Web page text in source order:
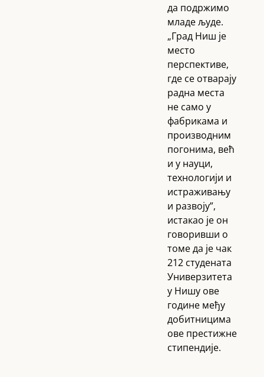
да подржимо
младе људе.
„Град Ниш је
место
перспективе,
где се отварају
радна места
не само у
фабрикама и
производним
погонима, већ
и у науци,
технологији и
истраживању
и развоју”,
истакао је он
говоривши о
томе да је чак
212 студената
Универзитета
у Нишу ове
године међу
добитницима
ове престижне
стипендије.